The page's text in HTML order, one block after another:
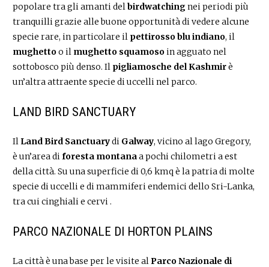
popolare tra gli amanti delbirdwatchingnei periodi più
tranquilli grazie alle buone opportunità di vedere alcune
specie rare, in particolare il pettirosso blu indiano, il
mughettoo il mughetto squamosoin agguato nel
sottobosco più denso. Il pigliamosche del Kashmirè
un’altra attraente specie di uccelli nel parco.
LAND BIRD SANCTUARY
Il Land Bird Sanctuarydi Galway, vicino al lago Gregory,
è un’area diforesta montanaa pochi chilometri a est
della città. Su una superficie di 0,6 kmq è la patria di molte
specie di uccelli e di mammiferi endemici dello Sri-Lanka,
tra cui cinghiali e cervi .
PARCO NAZIONALE DI HORTON PLAINS
La città è una base per le visite alParco Nazionale di